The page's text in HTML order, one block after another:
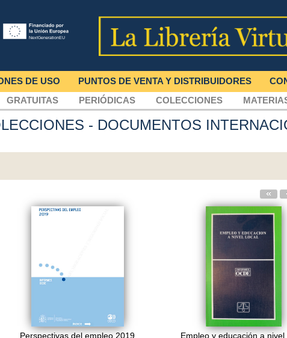
DE USO PUNTOS DE VENTA Y DISTRIBUIDORES
GRATUITAS PERIÓDICAS COLECCIONES
- DOCUMENTOS
Perspectivas del empleo 2019
Empleo y educación a nivel